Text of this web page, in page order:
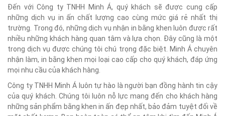
Đến với Công ty TNHH Minh Á, quý khách sẽ được cung cấp
những dịch vụ in ấn chất lượng cao cùng mức giá rẻ nhất thị
trường. Trong đó, những dịch vụ nhận in bằng khen luôn được rất
nhiều những khách hàng quan tâm và lựa chọn. Đây cũng là một
trong dịch vụ được chúng tôi chú trọng đặc biệt. Minh Á chuyên
nhận làm, in bằng khen mọi loại cao cấp cho quý khách, đáp ứng
mọi nhu cầu của khách hàng.
Công ty TNHH Minh Á luôn tự hào là người bạn đồng hành tin cậy
của quý khách. Chúng tôi luôn nỗ lực mang đến cho khách hàng
những sản phẩm bằng khen in ấn đẹp nhất, bảo đảm tuyệt đối về